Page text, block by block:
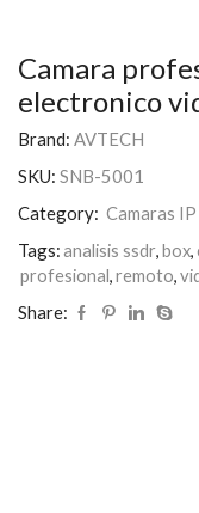
Camara
electronico
Brand: AVTECH
SKU: SNB-5001
Category: Camaras
Tags:analisis ssdr,box,
profesional,remoto,
Share: